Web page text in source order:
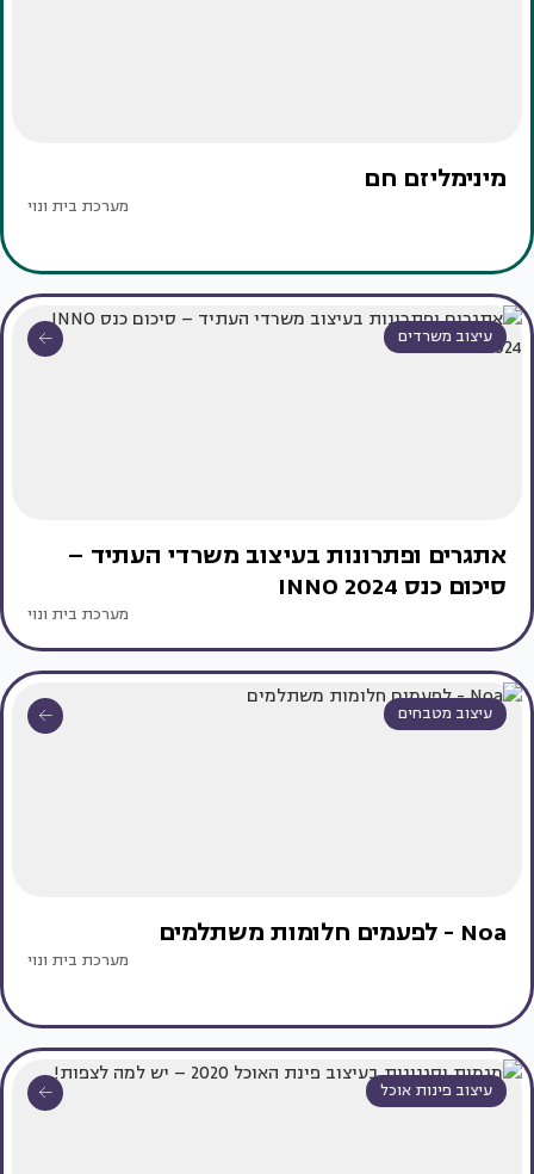
מינימליזם חם
מערכת בית ונוי
עיצוב משרדים
אתגרים ופתרונות בעיצוב משרדי העתיד –
סיכום כנס INNO 2024
מערכת בית ונוי
עיצוב מטבחים
Noa - לפעמים חלומות משתלמים
מערכת בית ונוי
עיצוב פינות אוכל